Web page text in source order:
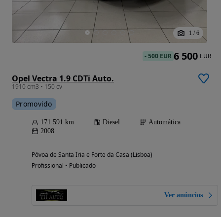
1 / 6
Opel Vectra 1.9 CDTi Auto.
1910 cm3 • 150 cv
Promovido
171 591 km Diesel
Automática
2008
Póvoa de Santa Iria e Forte da Casa (Lisboa)
Profissional • Publicado
Ver anúncios
-500 EUR 6 500 EUR